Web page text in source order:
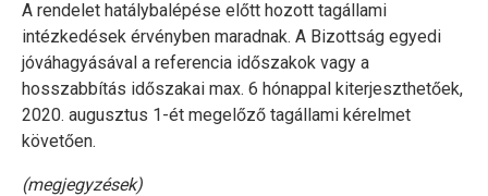
A rendelet hatálybalépése előtt hozott tagállami
intézkedések érvényben maradnak. A Bizottság egyedi
jóváhagyásával a referencia időszakok vagy a
hosszabbítás időszakai max. 6 hónappal kiterjeszthetőek,
2020. augusztus 1-ét megelőző tagállami kérelmet
követően.
(megjegyzések)